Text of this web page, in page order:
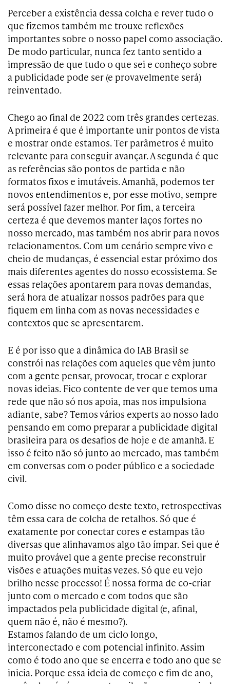
Perceber a existência dessa colcha e rever tudo o
que fizemos também me trouxe reflexões
importantes sobre o nosso papel como associação.
De modo particular, nunca fez tanto sentido a
impressão de que tudo o que sei e conheço sobre
a publicidade pode ser (e provavelmente será)
reinventado.
Chego ao final de 2022 com três grandes certezas.
A primeira é que é importante unir pontos de vista
e mostrar onde estamos. Ter parâmetros é muito
relevante para conseguir avançar. A segunda é que
as referências são pontos de partida e não
formatos fixos e imutáveis. Amanhã, podemos ter
novos entendimentos e, por esse motivo, sempre
será possível fazer melhor. Por fim, a terceira
certeza é que devemos manter laços fortes no
nosso mercado, mas também nos abrir para novos
relacionamentos. Com um cenário sempre vivo e
cheio de mudanças, é essencial estar próximo dos
mais diferentes agentes do nosso ecossistema. Se
essas relações apontarem para novas demandas,
será hora de atualizar nossos padrões para que
fiquem em linha com as novas necessidades e
contextos que se apresentarem.
E é por isso que a dinâmica do IAB Brasil se
constrói nas relações com aqueles que vêm junto
com a gente pensar, provocar, trocar e explorar
novas ideias. Fico contente de ver que temos uma
rede que não só nos apoia, mas nos impulsiona
adiante, sabe? Temos vários experts ao nosso lado
pensando em como preparar a publicidade digital
brasileira para os desafios de hoje e de amanhã. E
isso é feito não só junto ao mercado, mas também
em conversas com o poder público e a sociedade
civil.
Como disse no começo deste texto, retrospectivas
têm essa cara de colcha de retalhos. Só que é
exatamente por conectar cores e estampas tão
diversas que alinhavamos algo tão ímpar. Sei que é
muito provável que a gente precise reconstruir
visões e atuações muitas vezes. Só que eu vejo
brilho nesse processo! É nossa forma de co-criar
junto com o mercado e com todos que são
impactados pela publicidade digital (e, afinal,
quem não é, não é mesmo?).
Estamos falando de um ciclo longo,
interconectado e com potencial infinito. Assim
como é todo ano que se encerra e todo ano que se
inicia. Porque essa ideia de começo e fim de ano,